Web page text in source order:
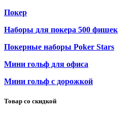
Покер
Наборы для покера 500 фишек
Покерные наборы Poker Stars
Мини гольф для офиса
Мини гольф с дорожкой
Товар со скидкой